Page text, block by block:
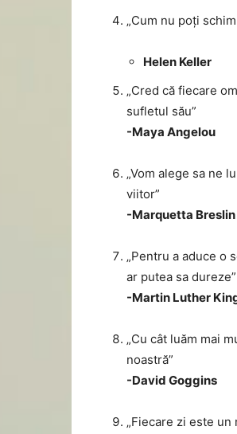
„Cum nu poți
Helen Keller
„Cred că fiecare
sufletul său”
-Maya Angelou
„Vom alege sa ne
viitor”
-Marquetta Breslin
„Pentru a aduce o
ar putea sa dureze”
-Martin Luther
„Cu cât luăm mai
noastră”
-David Goggins
„Fiecare zi este un